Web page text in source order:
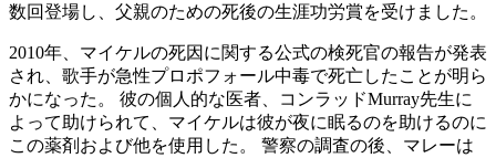
数回登場し、父親のための死後の生涯功労賞を受けました。
2010年、マイケルの死因に関する公式の検死官の報告が発表
され、歌手が急性プロポフォール中毒で死亡したことが明ら
かになった。 彼の個人的な医者、コンラッドMurray先生に
よって助けられて、マイケルは彼が夜に眠るのを助けるのに
この薬剤および他を使用した。 警察の調査の後、マレーは